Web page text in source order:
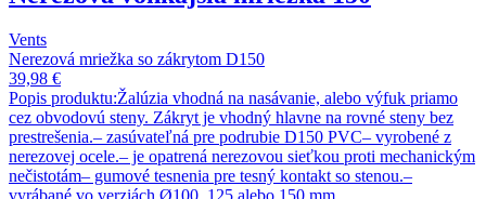
Vents
Nerezová mriežka so zákrytom D150
39,98 €
Popis produktu:Žalúzia vhodná na nasávanie, alebo výfuk priamo
cez obvodovú steny. Zákryt je vhodný hlavne na rovné steny bez
prestrešenia.– zasúvateľná pre podrubie D150 PVC– vyrobené z
nerezovej ocele.– je opatrená nerezovou sieťkou proti mechanickým
nečistotám– gumové tesnenia pre tesný kontakt so stenou.–